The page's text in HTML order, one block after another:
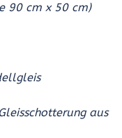
90 cm x 50 cm)
aus